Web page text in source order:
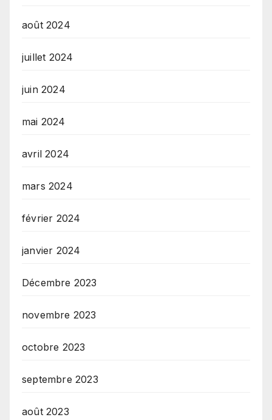
août 2024
juillet 2024
juin 2024
mai 2024
avril 2024
mars 2024
février 2024
janvier 2024
Décembre 2023
novembre 2023
octobre 2023
septembre 2023
août 2023